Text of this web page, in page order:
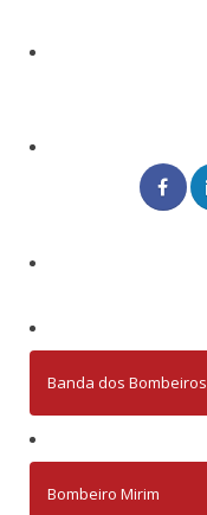
Banda dos Bombeiros
Bombeiro Mirim